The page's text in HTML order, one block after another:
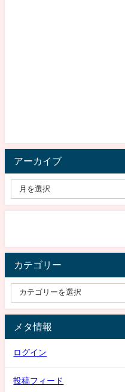
アーカイブ
カテゴリー
メタ情報
ログイン
投稿フィード